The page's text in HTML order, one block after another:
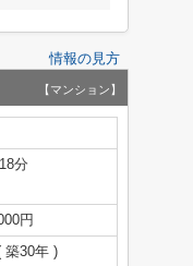
情報の見方
【マンション】
分
円
築30年 )